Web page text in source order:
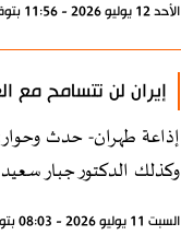
الأحد 12 يوليو 2026 - 11:56 بتوقيت طهران
إيران لن تتسامح مع
إذاعة طهران- حدث
وكذلك الدكتور جبار
السبت 11 يوليو 2026 - 08:03 بتوقيت طهران